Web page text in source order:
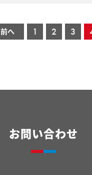
前へ 1 2 3
お問い合わせ